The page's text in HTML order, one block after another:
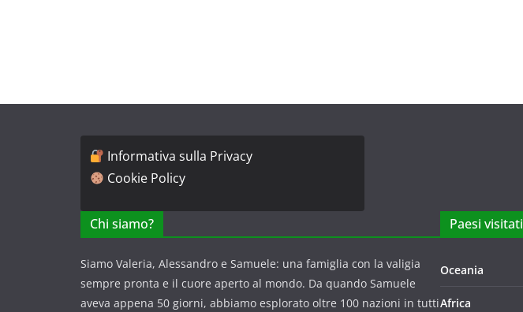
Informativa sulla Privacy
Cookie Policy
Chi siamo?
Siamo Valeria, Alessandro e Samuele: una famiglia con la valigia
sempre pronta e il cuore aperto al mondo. Da quando Samuele
aveva appena 50 giorni, abbiamo esplorato oltre 100 nazioni in tutti
Paesi visitati
Oceania
Africa